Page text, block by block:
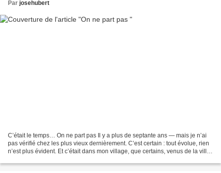
Par josehubert
C’était le temps… On ne part pas Il y a plus de septante ans — mais je n’ai
pas vérifié chez les plus vieux dernièrement. C’est certain : tout évolue, rien
n’est plus évident. Et c’était dans mon village, que certains, venus de la ville,